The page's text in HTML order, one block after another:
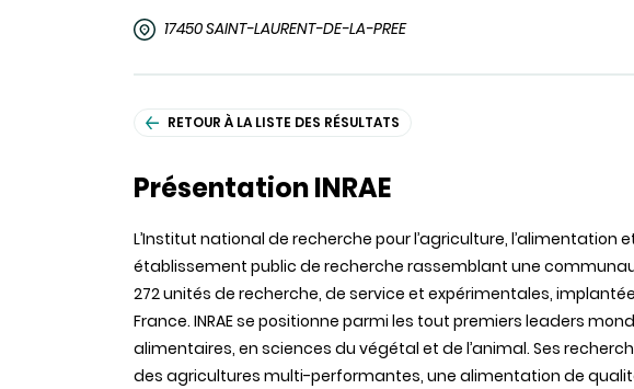
17450 SAINT-LAURENT-DE-LA-PREE
RETOUR À LA LISTE DES RÉSULTATS
Présentation INRAE
L’Institut national de recherche pour l’agriculture, l’alimentation
établissement public de recherche rassemblant une
272unités de recherche, de service et expérimentales,
France. INRAE se positionne parmi les tout premiers leaders
alimentaires, en sciences du végétal et de l’animal. Ses
des agricultures multi-performantes, une alimentation de